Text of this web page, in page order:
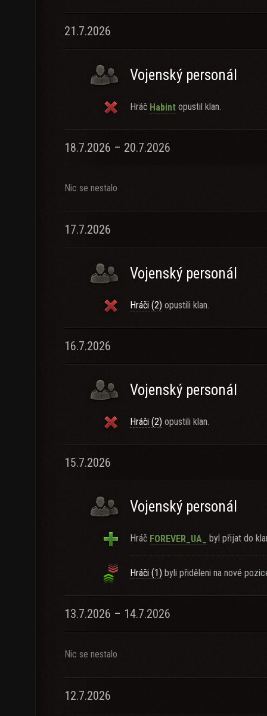
21.7.2026
Vojenský personál
Hráč Habint opustil klan.
18.7.2026 – 20.7.2026
Nic se nestalo
17.7.2026
Vojenský personál
Hráči (2) opustili klan.
16.7.2026
Vojenský personál
Hráči (2) opustili klan.
15.7.2026
Vojenský personál
Hráč FOREVER_UA_ byl přijat do
Hráči (1) byli přiděleni na nové
13.7.2026 – 14.7.2026
Nic se nestalo
12.7.2026